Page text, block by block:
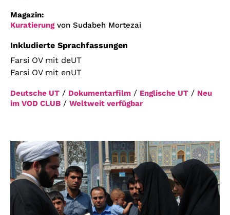
Magazin:
Kuratierungvon Sudabeh Mortezai
Inkludierte Sprachfassungen
Farsi OV mit deUT
Farsi OV mit enUT
Deutsche UT / Dokumentarfilm / Englische UT / Neu
im VOD CLUB / Weltweit verfügbar